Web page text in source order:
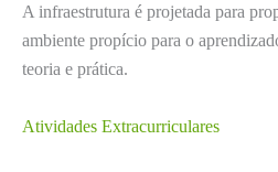
A infraestrutura é projetada para
ambiente propício para o
teoria e prática.
Atividades Extracurriculares